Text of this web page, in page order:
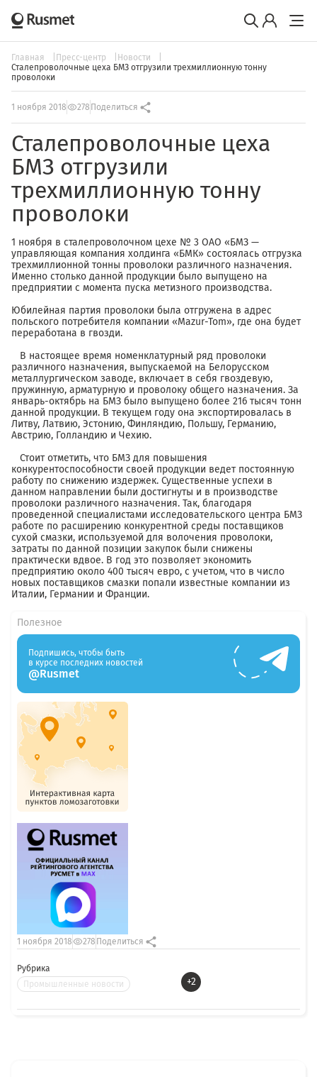
Главная Пресс-центр
Новости
Сталепроволочные цеха БМЗ отгрузили трехмиллионную тонну
проволоки
1 ноября 2018 278 Поделиться
Сталепроволочные цеха
БМЗ отгрузили
трехмиллионную тонну
проволоки
1 ноября в сталепроволочном цехе № 3 ОАО «БМЗ —
управляющая компания холдинга «БМК» состоялась отгрузка
трехмиллионной тонны проволоки различного назначения.
Именно столько данной продукции было выпущено на
предприятии с момента пуска метизного производства.
Юбилейная партия проволоки была отгружена в адрес
польского потребителя компании «Mazur-Tom», где она будет
переработана в гвозди.
В настоящее время номенклатурный ряд проволоки
различного назначения, выпускаемой на Белорусском
металлургическом заводе, включает в себя гвоздевую,
пружинную, арматурную и проволоку общего назначения. За
январь-октябрь на БМЗ было выпущено более 216 тысяч тонн
данной продукции. В текущем году она экспортировалась в
Литву, Латвию, Эстонию, Финляндию, Польшу, Германию,
Австрию, Голландию и Чехию.
Стоит отметить, что БМЗ для повышения
конкурентоспособности своей продукции ведет постоянную
работу по снижению издержек. Существенные успехи в
данном направлении были достигнуты и в производстве
проволоки различного назначения. Так, благодаря
проведенной специалистами исследовательского центра БМЗ
работе по расширению конкурентной среды поставщиков
сухой смазки, используемой для волочения проволоки,
затраты по данной позиции закупок были снижены
практически вдвое. В год это позволяет экономить
предприятию около 400 тысяч евро, с учетом, что в число
новых поставщиков смазки попали известные компании из
Италии, Германии и Франции.
Рубрика
Промышленные новости
+2
1 ноября 2018 278 Поделиться
Полезное
Подпишись, чтобы быть
в курсе последних новостей
@Rusmet